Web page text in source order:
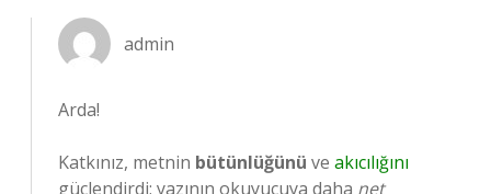
admin
Arda!
Katkınız, metnin bütünlüğünü ve akıcılığını
güçlendirdi; yazının okuyucuya daha net